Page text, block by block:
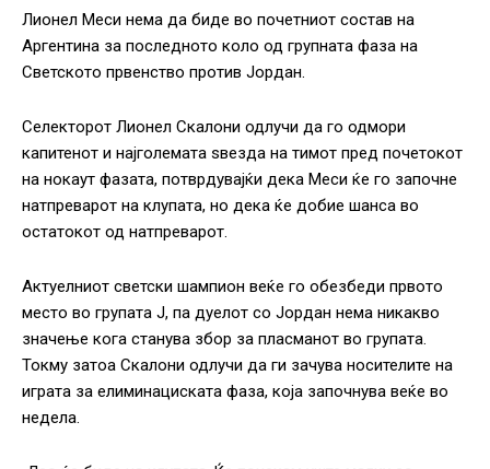
Лионел Меси нема да биде во почетниот состав на
Аргентина за последното коло од групната фаза на
Светското првенство против Јордан.
Селекторот Лионел Скалони одлучи да го одмори
капитенот и најголемата ѕвезда на тимот пред почетокот
на нокаут фазата, потврдувајќи дека Меси ќе го започне
натпреварот на клупата, но дека ќе добие шанса во
остатокот од натпреварот.
Актуелниот светски шампион веќе го обезбеди првото
место во групата Ј, па дуелот со Јордан нема никакво
значење кога станува збор за пласманот во групата.
Токму затоа Скалони одлучи да ги зачува носителите на
играта за елиминациската фаза, која започнува веќе во
недела.